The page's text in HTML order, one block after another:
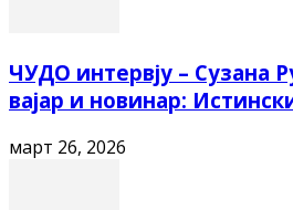
ЧУДО интервју – Сузана
вајар и новинар:
март 26, 2026